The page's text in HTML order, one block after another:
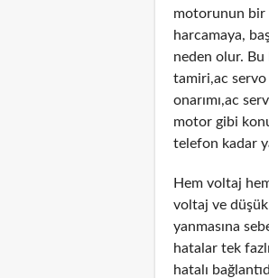
motorunun bir
harcamaya,
neden olur.
tamiri,ac servo
onarımı,ac
motor gibi
telefon kadar
Hem voltaj
voltaj ve düşük
yanmasına
hatalar tek
hatalı